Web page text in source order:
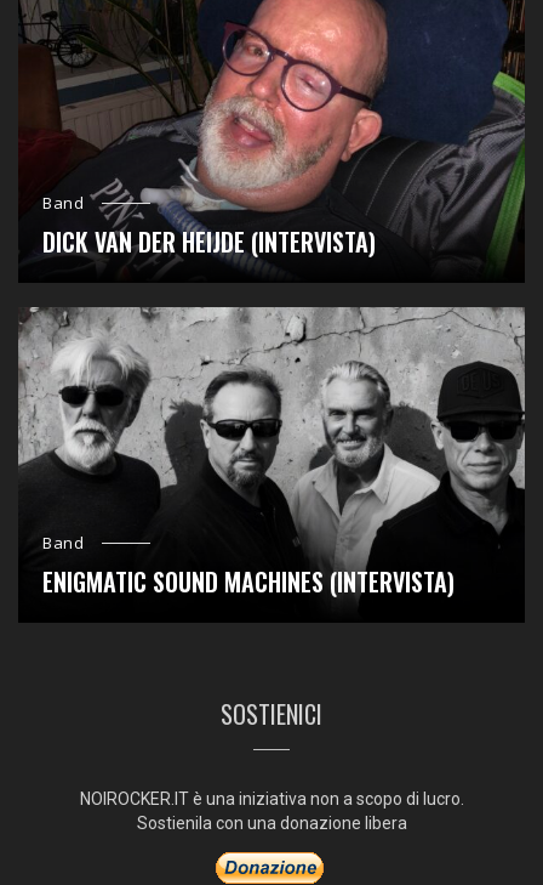
Band
DICK VAN DER HEIJDE (INTERVISTA)
Band
ENIGMATIC SOUND MACHINES (INTERVISTA)
SOSTIENICI
NOIROCKER.IT è una iniziativa non a scopo di lucro.
Sostienila con una donazione libera